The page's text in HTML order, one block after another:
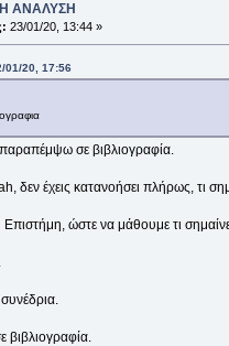
ΑΝΑΛΥΣΗ
23/01/20, 13:44 »
01/20, 17:56
σε βιβλιογραφία.
δεν έχεις κατανοήσει πλήρως, τι
ώστε να μάθουμε τι